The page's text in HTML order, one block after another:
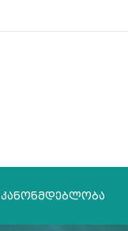
კანონმდებლობა